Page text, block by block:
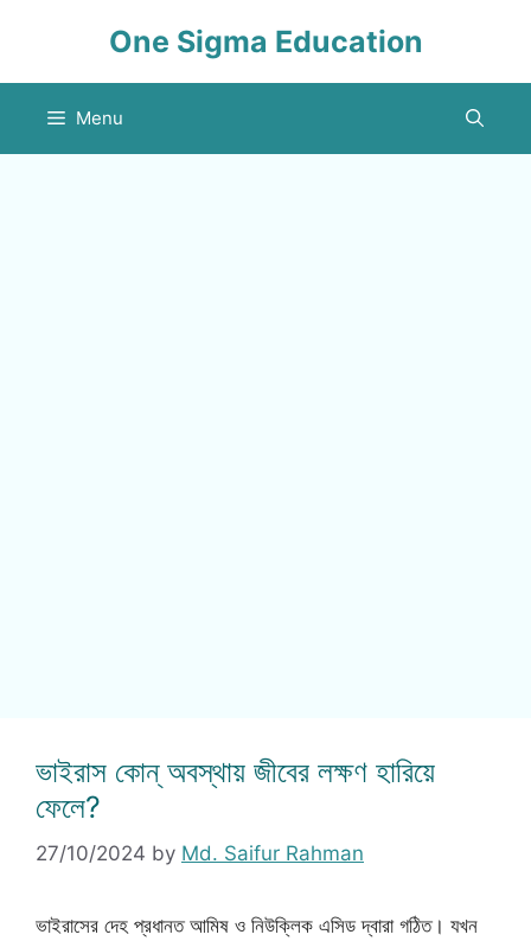
One Sigma Education
Menu
ভাইরাস কোন্ অবস্থায় জীবের লক্ষণ হারিয়ে
ফেলে?
27/10/2024 by Md. Saifur Rahman
ভাইরাসের দেহ প্রধানত আমিষ ও নিউক্লিক এসিড দ্বারা গঠিত। যখন